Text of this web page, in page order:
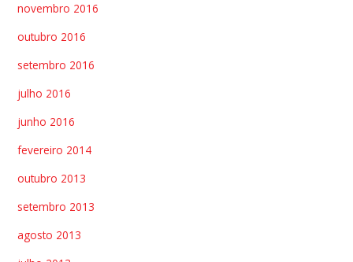
novembro 2016
outubro 2016
setembro 2016
julho 2016
junho 2016
fevereiro 2014
outubro 2013
setembro 2013
agosto 2013